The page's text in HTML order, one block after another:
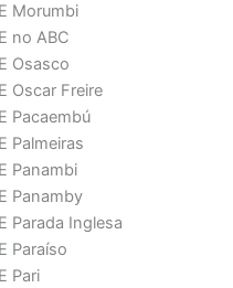
Morumbi
no ABC
Osasco
Oscar Freire
Pacaembú
Palmeiras
Panambi
Panamby
Parada Inglesa
Paraíso
Pari